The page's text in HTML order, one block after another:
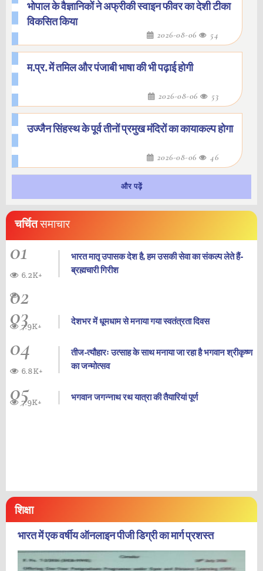
भोपाल के वैज्ञानिकों ने अफ्रीकी स्वाइन फीवर का देशी टीका
विकसित किया
2026-08-06 54
म.प्र. में तमिल और पंजाबी भाषा की भी पढ़ाई होगी
2026-08-06 53
उज्जैन सिंहस्थ के पूर्व तीनों प्रमुख मंदिरों का कायाकल्प होगा
2026-08-06 46
और पढ़ें
चर्चितसमाचार
01
भारत मातृ उपासक देश है, हम उसकी सेवा का संकल्प लेते हैं-
ब्रह्मचारी गिरीश
6.2K+
02
03 देशभर में धूमधाम से मनाया गया स्वतंत्रता दिवस
7.9K+
04
तीज-त्यौहारः उत्साह के साथ मनाया जा रहा है भगवान श्रीकृष्ण
का जन्‍मोत्‍सव
6.8K+
05 भगवान जगन्नाथ रथ यात्रा की तैयारियां पूर्ण
7.9K+
शिक्षा
भारत में एक वर्षीय ऑनलाइन पीजी डिग्री का मार्ग प्रशस्त